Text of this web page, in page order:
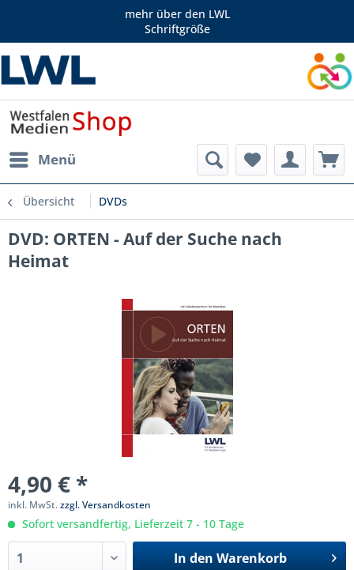
mehr über den LWL
Schriftgröße
Menü
Übersicht DVDs
DVD: ORTEN - Auf der Suche nach
Heimat
4,90 € *
inkl. MwSt.zzgl. Versandkosten
Sofort versandfertig, Lieferzeit 7 - 10 Tage
In den Warenkorb